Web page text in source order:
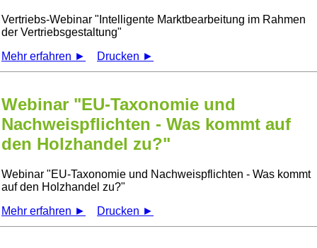
Vertriebs-Webinar
Intelligente Marktbearbeitung im Rahmen
der Vertriebsgestaltung
Mehr erfahren ►
Drucken ►
Webinar "EU-Taxonomie und
Nachweispflichten - Was kommt auf
den Holzhandel zu?"
Webinar
EU-Taxonomie und Nachweispflichten - Was kommt
auf den Holzhandel zu?
Mehr erfahren ►
Drucken ►